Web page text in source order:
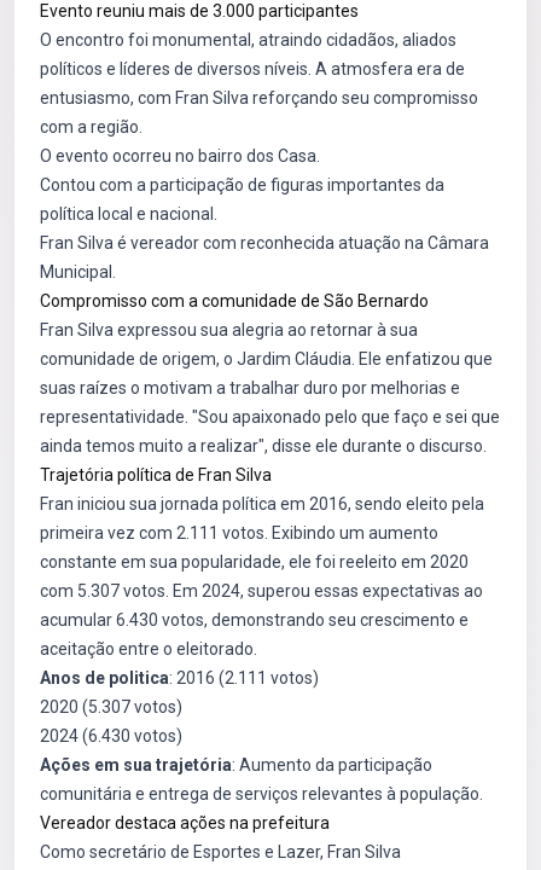
Evento reuniu mais de 3.000 participantes
O encontro foi monumental, atraindo cidadãos, aliados
políticos e líderes de diversos níveis. A atmosfera era de
entusiasmo, com Fran Silva reforçando seu compromisso
com a região.
O evento ocorreu no bairro dos Casa.
Contou com a participação de figuras importantes da
política local e nacional.
Fran Silva é vereador com reconhecida atuação na Câmara
Municipal.
Compromisso com a comunidade de São Bernardo
Fran Silva expressou sua alegria ao retornar à sua
comunidade de origem, o Jardim Cláudia. Ele enfatizou que
suas raízes o motivam a trabalhar duro por melhorias e
representatividade. "Sou apaixonado pelo que faço e sei que
ainda temos muito a realizar", disse ele durante o discurso.
Trajetória política de Fran Silva
Fran iniciou sua jornada política em 2016, sendo eleito pela
primeira vez com 2.111 votos. Exibindo um aumento
constante em sua popularidade, ele foi reeleito em 2020
com 5.307 votos. Em 2024, superou essas expectativas ao
acumular 6.430 votos, demonstrando seu crescimento e
aceitação entre o eleitorado.
Anos de politica: 2016 (2.111 votos)
2020 (5.307 votos)
2024 (6.430 votos)
Ações em sua trajetória: Aumento da participação
comunitária e entrega de serviços relevantes à população.
Vereador destaca ações na prefeitura
Como secretário de Esportes e Lazer, Fran Silva